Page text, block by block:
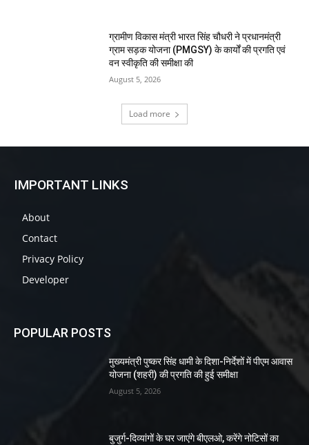
ग्रामीण विकास मंत्री भारत सिंह चौधरी ने प्रधानमंत्री
ग्राम सड़क योजना (PMGSY) के कार्यों की प्रगति एवं
वन स्वीकृति की समीक्षा की
August 5, 2026
Load more
IMPORTANT LINKS
About
Contact
Privacy Policy
Developer
POPULAR POSTS
मुख्यमंत्री पुष्कर सिंह धामी के दिशा-निर्देशों में पीएम आवास
योजना (शहरी) की प्रगति की हुई समीक्षा
August 5, 2026
बुजुर्ग-दिव्यांगों के घर जाएंगे बीएलओ, करेंगे नोटिसों का